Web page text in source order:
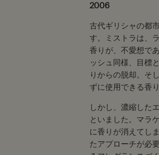
2006
古代ギリシャの都
す。ミストラは、
香りが、不愛想で
ッシュ同様、目標
りからの脱却。そ
ずに使用できる香
しかし、濃縮した
といました。マラ
に香りが消えてし
たアプローチが必